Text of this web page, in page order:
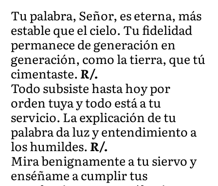
Tu palabra, Señor, es eterna, más
estable que el cielo. Tu fidelidad
permanece de generación en
generación, como la tierra, que tú
cimentaste.R/.
Todo subsiste hasta hoy por
orden tuya y todo está a tu
servicio. La explicación de tu
palabra da luz y entendimiento a
los humildes.R/.
Mira benignamente a tu siervo y
enséñame a cumplir tus